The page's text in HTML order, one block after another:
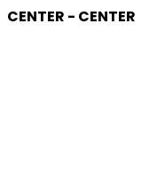
CENTER - CENTER